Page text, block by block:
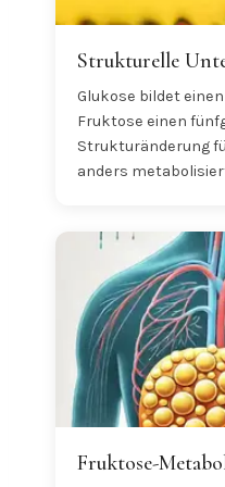
Strukturelle
Glukose bildet
Fruktose einen
Strukturänderung
anders
Fruktose-